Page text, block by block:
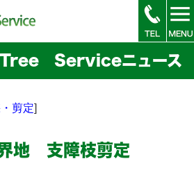
Serviceニュース
剪定]
地 支障枝剪定